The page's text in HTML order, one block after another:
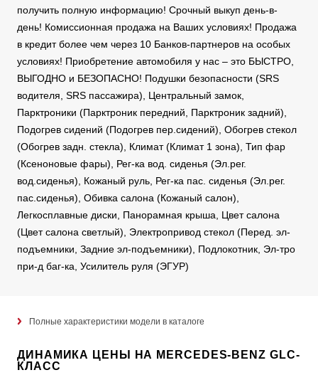
получить полную информацию! Срочный выкуп день-в-
день! Комиссионная продажа на Ваших условиях! Продажа
в кредит более чем через 10 Банков-партнеров на особых
условиях! Приобретение автомобиля у нас – это БЫСТРО,
ВЫГОДНО и БЕЗОПАСНО! Подушки безопасности (SRS
водителя, SRS пассажира), Центральный замок,
Парктроники (Парктроник передний, Парктроник задний),
Подогрев сидений (Подогрев пер.сидений), Обогрев стекол
(Обогрев задн. стекла), Климат (Климат 1 зона), Тип фар
(Ксеноновые фары), Рег-ка вод. сиденья (Эл.рег.
вод.сиденья), Кожаный руль, Рег-ка пас. сиденья (Эл.рег.
пас.сиденья), Обивка салона (Кожаный салон),
Легкосплавные диски, Панорамная крыша, Цвет салона
(Цвет салона светлый), Электропривод стекол (Перед. эл-
подъемники, Задние эл-подъемники), Подлокотник, Эл-тро
при-д баг-ка, Усилитель руля (ЭГУР)
Полные характеристики модели в каталоге
ДИНАМИКА ЦЕНЫ НА MERCEDES-BENZ GLC-
КЛАСС